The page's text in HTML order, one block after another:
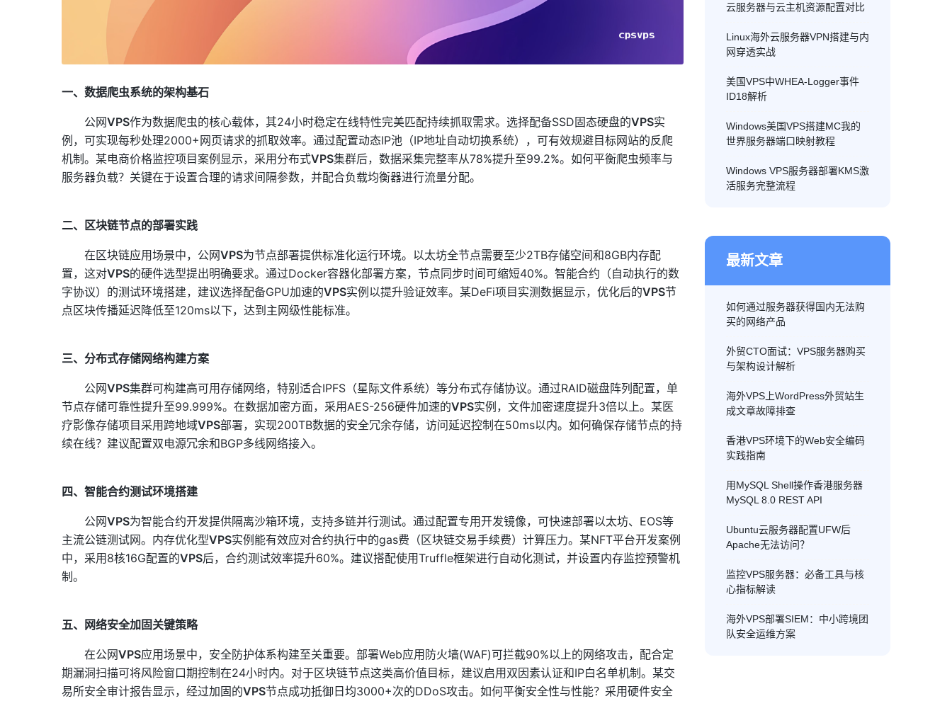
一、数据爬虫系统的架构基石
公网VPS作为数据爬虫的核心载体，其24小时稳定在线特性完美匹配持续抓取需求。选择配备SSD固态硬盘的VPS实
例，可实现每秒处理2000+网页请求的抓取效率。通过配置动态IP池（IP地址自动切换系统），可有效规避目标网站的反爬
机制。某电商价格监控项目案例显示，采用分布式VPS集群后，数据采集完整率从78%提升至99.2%。如何平衡爬虫频率与
服务器负载？关键在于设置合理的请求间隔参数，并配合负载均衡器进行流量分配。
二、区块链节点的部署实践
在区块链应用场景中，公网VPS为节点部署提供标准化运行环境。以太坊全节点需要至少2TB存储空间和8GB内存配
置，这对VPS的硬件选型提出明确要求。通过Docker容器化部署方案，节点同步时间可缩短40%。智能合约（自动执行的数
字协议）的测试环境搭建，建议选择配备GPU加速的VPS实例以提升验证效率。某DeFi项目实测数据显示，优化后的VPS节
点区块传播延迟降低至120ms以下，达到主网级性能标准。
三、分布式存储网络构建方案
公网VPS集群可构建高可用存储网络，特别适合IPFS（星际文件系统）等分布式存储协议。通过RAID磁盘阵列配置，单
节点存储可靠性提升至99.999%。在数据加密方面，采用AES-256硬件加速的VPS实例，文件加密速度提升3倍以上。某医
疗影像存储项目采用跨地域VPS部署，实现200TB数据的安全冗余存储，访问延迟控制在50ms以内。如何确保存储节点的持
续在线？建议配置双电源冗余和BGP多线网络接入。
四、智能合约测试环境搭建
公网VPS为智能合约开发提供隔离沙箱环境，支持多链并行测试。通过配置专用开发镜像，可快速部署以太坊、EOS等
主流公链测试网。内存优化型VPS实例能有效应对合约执行中的gas费（区块链交易手续费）计算压力。某NFT平台开发案例
中，采用8核16G配置的VPS后，合约测试效率提升60%。建议搭配使用Truffle框架进行自动化测试，并设置内存监控预警机
制。
五、网络安全加固关键策略
在公网VPS应用场景中，安全防护体系构建至关重要。部署Web应用防火墙(WAF)可拦截90%以上的网络攻击，配合定
期漏洞扫描可将风险窗口期控制在24小时内。对于区块链节点这类高价值目标，建议启用双因素认证和IP白名单机制。某交
易所安全审计报告显示，经过加固的VPS节点成功抵御日均3000+次的DDoS攻击。如何平衡安全性与性能？采用硬件安全
云服务器与云主机资源配置对比
Linux海外云服务器VPN搭建与内
网穿透实战
美国VPS中WHEA-Logger事件
ID18解析
Windows美国VPS搭建MC我的
世界服务器端口映射教程
Windows VPS服务器部署KMS激
活服务完整流程
最新文章
如何通过服务器获得国内无法购
买的网络产品
外贸CTO面试：VPS服务器购买
与架构设计解析
海外VPS上WordPress外贸站生
成文章故障排查
香港VPS环境下的Web安全编码
实践指南
用MySQL Shell操作香港服务器
MySQL 8.0 REST API
Ubuntu云服务器配置UFW后
Apache无法访问？
监控VPS服务器：必备工具与核
心指标解读
海外VPS部署SIEM：中小跨境团
队安全运维方案